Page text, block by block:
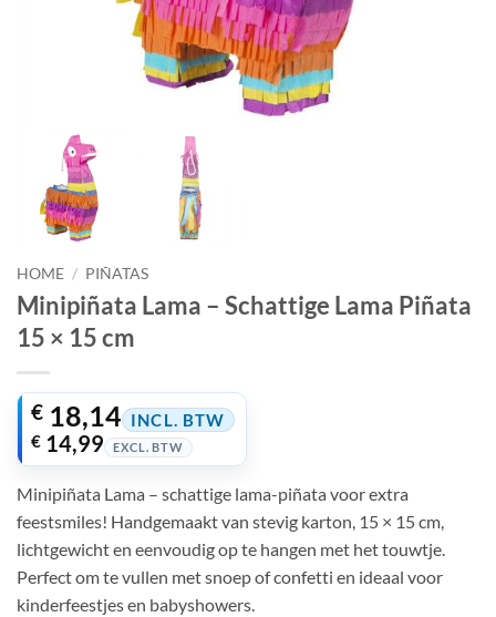
HOME / PIÑATAS
Minipiñata Lama – Schattige Lama Piñata
15 × 15 cm
€ 18,14 INCL. BTW
€ 14,99 EXCL. BTW
Minipiñata Lama – schattige lama-piñata voor extra
feestsmiles! Handgemaakt van stevig karton, 15 × 15 cm,
lichtgewicht en eenvoudig op te hangen met het touwtje.
Perfect om te vullen met snoep of confetti en ideaal voor
kinderfeestjes en babyshowers.